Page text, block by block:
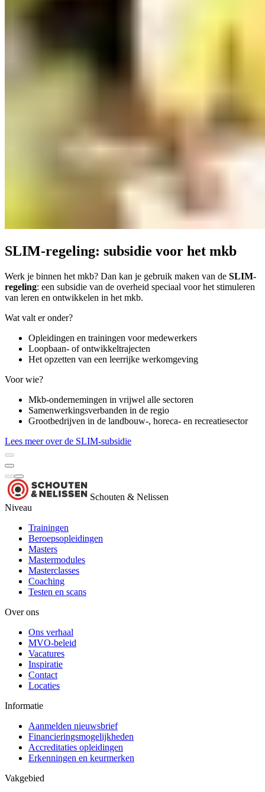
SLIM-regeling: subsidie voor het mkb
Werk je binnen het mkb? Dan kan je gebruik maken van de SLIM-
regeling: een subsidie van de overheid speciaal voor het stimuleren
van leren en ontwikkelen in het mkb.
Wat valt er onder?
Opleidingen en trainingen voor medewerkers
Loopbaan- of ontwikkeltrajecten
Het opzetten van een leerrijke werkomgeving
Voor wie?
Mkb-ondernemingen in vrijwel alle sectoren
Samenwerkingsverbanden in de regio
Grootbedrijven in de landbouw-, horeca- en recreatiesector
Lees meer over de SLIM-subsidie
Schouten & Nelissen
Niveau
Trainingen
Beroepsopleidingen
Masters
Mastermodules
Masterclasses
Coaching
Testen en scans
Over ons
Ons verhaal
MVO-beleid
Vacatures
Inspiratie
Contact
Locaties
Informatie
Aanmelden nieuwsbrief
Financieringsmogelijkheden
Accreditaties opleidingen
Erkenningen en keurmerken
Vakgebied